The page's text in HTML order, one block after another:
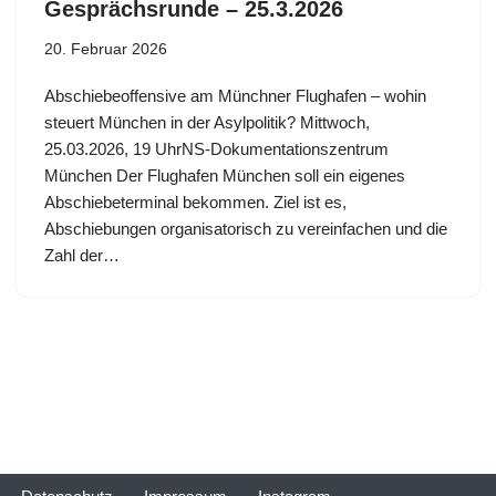
Gesprächsrunde – 25.3.2026
20. Februar 2026
Abschiebeoffensive am Münchner Flughafen – wohin
steuert München in der Asylpolitik? Mittwoch,
25.03.2026, 19 UhrNS-Dokumentationszentrum
München Der Flughafen München soll ein eigenes
Abschiebeterminal bekommen. Ziel ist es,
Abschiebungen organisatorisch zu vereinfachen und die
Zahl der…